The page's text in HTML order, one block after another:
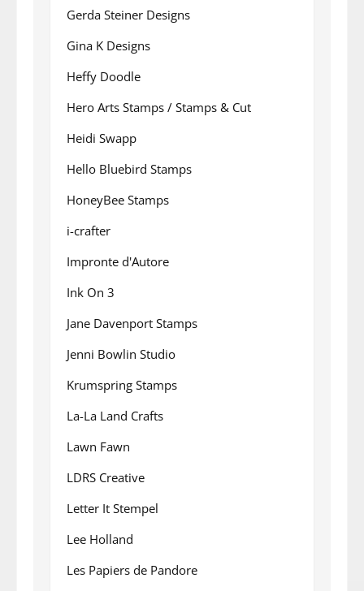
Gerda Steiner Designs
Gina K Designs
Heffy Doodle
Hero Arts Stamps / Stamps & Cut
Heidi Swapp
Hello Bluebird Stamps
HoneyBee Stamps
i-crafter
Impronte d'Autore
Ink On 3
Jane Davenport Stamps
Jenni Bowlin Studio
Krumspring Stamps
La-La Land Crafts
Lawn Fawn
LDRS Creative
Letter It Stempel
Lee Holland
Les Papiers de Pandore